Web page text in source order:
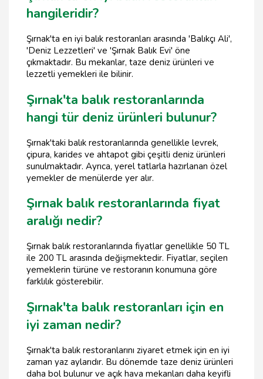
hangileridir?
Şırnak'ta en iyi balık restoranları arasında 'Balıkçı Ali',
'Deniz Lezzetleri' ve 'Şırnak Balık Evi' öne
çıkmaktadır. Bu mekanlar, taze deniz ürünleri ve
lezzetli yemekleri ile bilinir.
Şırnak'ta balık restoranlarında
hangi tür deniz ürünleri bulunur?
Şırnak'taki balık restoranlarında genellikle levrek,
çipura, karides ve ahtapot gibi çeşitli deniz ürünleri
sunulmaktadır. Ayrıca, yerel tatlarla hazırlanan özel
yemekler de menülerde yer alır.
Şırnak balık restoranlarında fiyat
aralığı nedir?
Şırnak balık restoranlarında fiyatlar genellikle 50 TL
ile 200 TL arasında değişmektedir. Fiyatlar, seçilen
yemeklerin türüne ve restoranın konumuna göre
farklılık gösterebilir.
Şırnak'ta balık restoranları için en
iyi zaman nedir?
Şırnak'ta balık restoranlarını ziyaret etmek için en iyi
zaman yaz aylarıdır. Bu dönemde taze deniz ürünleri
daha bol bulunur ve açık hava mekanları daha keyifli